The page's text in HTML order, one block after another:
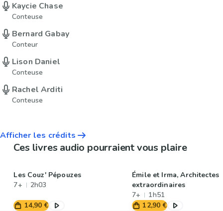
Kaycie Chase
Conteuse
Bernard Gabay
Conteur
Lison Daniel
Conteuse
Rachel Arditi
Conteuse
Afficher les crédits
Ces livres audio pourraient vous plaire
Les Couz' Pépouzes
7+
2h03
14,90 €
Émile et Irma, Architectes
extraordinaires
7+
1h51
12,90 €